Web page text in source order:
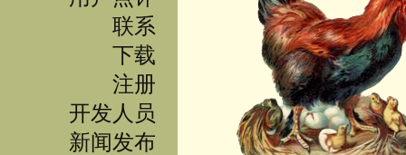
联系
下载
注册
开发人员
新闻发布